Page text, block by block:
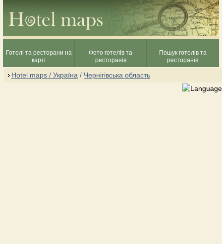
Готелі та ресторани на
карті
Фото готелів та
ресторанів
Пошук готелів та
ресторанів
Hotel maps / Україна / Чернігівська область